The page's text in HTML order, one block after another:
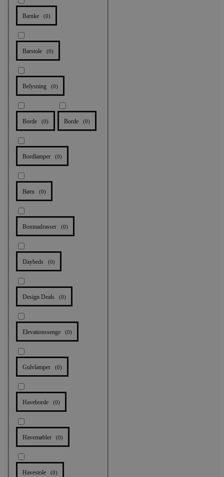
Bænke (0)
Barstole (0)
Belysning (0)
Borde (0) Borde (0)
Bordlamper (0)
Børn (0)
Boxmadrasser (0)
Daybeds (0)
Design Deals (0)
Elevationssenge (0)
Gulvlamper (0)
Haveborde (0)
Havemøbler (0)
Havestole (0)